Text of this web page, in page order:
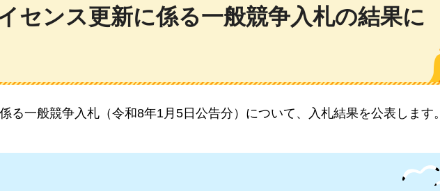
センス更新に係る一般競争入札の結果に
る一般競争入札（令和8年1月5日公告分）について、入札結果を公表します。